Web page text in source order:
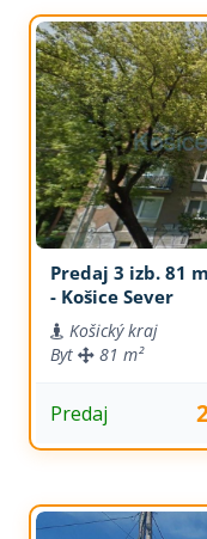
Predaj 3 izb. 81
- Košice Sever
Košický kraj
Byt
81 m²
Predaj